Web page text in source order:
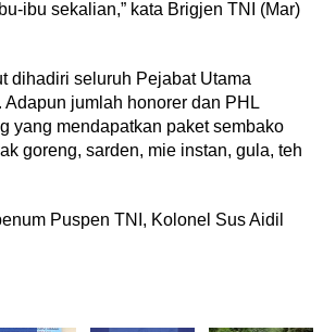
ibu sekalian,” kata Brigjen TNI (Mar)
dihadiri seluruh Pejabat Utama
Adapun jumlah honorer dan PHL
yang mendapatkan paket sembako
goreng, sarden, mie instan, gula, teh
Puspen TNI, Kolonel Sus Aidil